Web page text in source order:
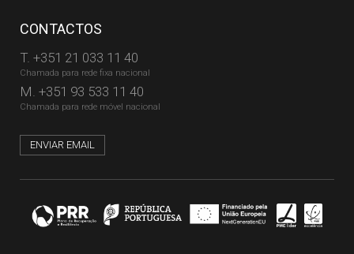
CONTACTOS
T. +351 21 033 11 40
Chamada para rede fixa nacional
M. +351 93 533 11 40
Chamada para rede móvel nacional
ENVIAR EMAIL